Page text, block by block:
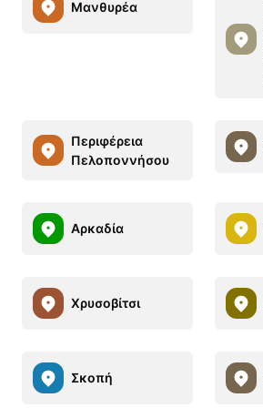
Μανθυρέα
Περιφέρεια
Πελοποννήσου
Αρκαδία
Χρυσοβίτσι
Σκοπή